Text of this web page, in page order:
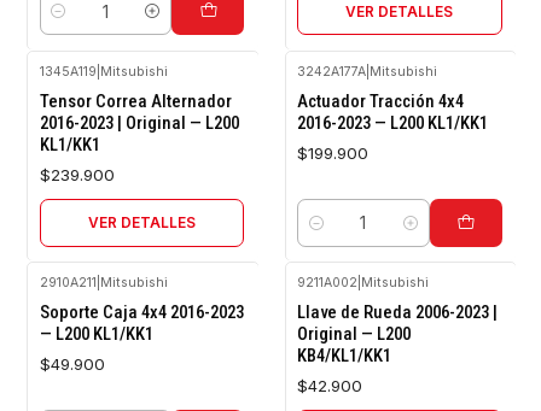
Cantidad
VER DETALLES
1345A119 Mitsubishi
Tensor Correa Alternador
2016-2023 | Original — L200
KL1/KK1
$239.900
VER DETALLES
3242A177A Mitsubishi
Actuador Tracción 4x4
2016-2023 — L200 KL1/KK1
$199.900
Cantidad
2910A211 Mitsubishi
Soporte Caja 4x4 2016-2023
— L200 KL1/KK1
$49.900
9211A002 Mitsubishi
Llave de Rueda 2006-2023 |
Original — L200
KB4/KL1/KK1
$42.900